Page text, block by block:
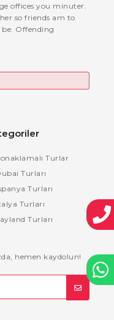
offices you minuter.
so friends am to
Offending
Turlar
Turları
Turları
Turları
Turları
hemen kaydolun!